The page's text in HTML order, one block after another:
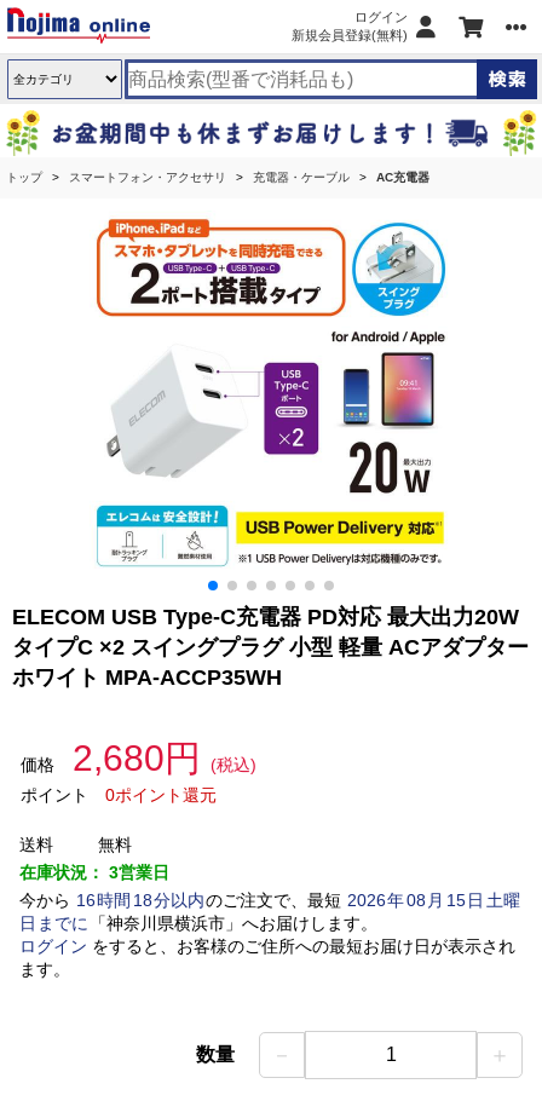
ログイン
新規会員登録(無料)
トップ スマートフォン・アクセサリ 充電器・ケーブル AC充電器
ELECOM USB Type-C充電器 PD対応 最大出力20W
タイプC ×2 スイングプラグ 小型 軽量 ACアダプター
ホワイト MPA-ACCP35WH
価格 2,680円
(税込)
ポイント
0ポイント還元
送料
無料
在庫状況： 3営業日
今から 16時間 18分以内のご注文で、最短 2026年08 月 15日土曜
日 までに 「神奈川県横浜市」 へお届けします。
ログイン をすると、お客様のご住所への最短お届け日が表示され
ます。
数量 － 1 ＋